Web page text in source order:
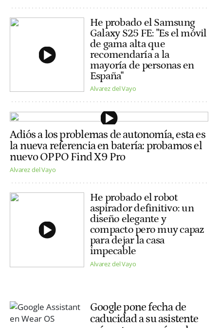
He probado el Samsung
Galaxy S25 FE: "Es el móvil
de gama alta que
recomendaría a la
mayoría de personas en
España"
Alvarez del Vayo
Adiós a los problemas de autonomía, esta es
la nueva referencia en batería: probamos el
nuevo OPPO Find X9 Pro
Alvarez del Vayo
He probado el robot
aspirador definitivo: un
diseño elegante y
compacto pero muy capaz
para dejar la casa
impecable
Alvarez del Vayo
Google pone fecha de
caducidad a su asistente